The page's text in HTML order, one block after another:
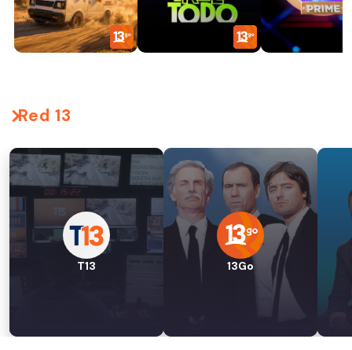
Red 13
T13 13Go